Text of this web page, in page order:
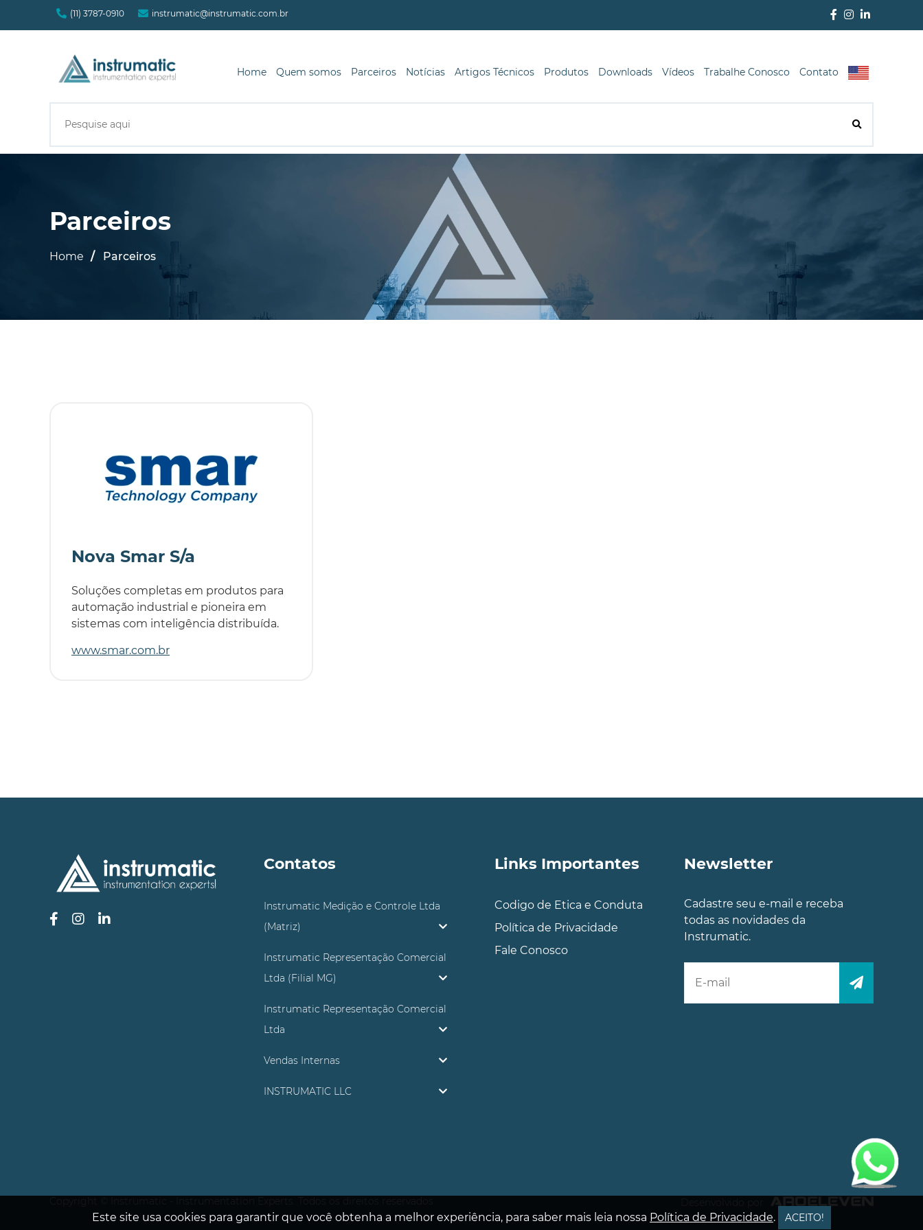
(11) 3787-0910 instrumatic@instrumatic.com.br
Home Quem somos Parceiros Notícias Artigos Técnicos Produtos Downloads Vídeos Trabalhe Conosco Contato
Parceiros
Home Parceiros
Nova Smar S/a
Soluções completas em produtos para
automação industrial e pioneira em
sistemas com inteligência distribuída.
www.smar.com.br
Contatos
Instrumatic Medição e Controle Ltda
(Matriz)
Instrumatic Representação Comercial
Ltda (Filial MG)
Instrumatic Representação Comercial
Ltda
Vendas Internas
INSTRUMATIC LLC
Links Importantes
Codigo de Etica e Conduta
Política de Privacidade
Fale Conosco
Newsletter
Cadastre seu e-mail e receba
todas as novidades da
Instrumatic.
Este site usa cookies para garantir que você obtenha a melhor experiência, para saber mais leia nossa Política de Privacidade. ACEITO!